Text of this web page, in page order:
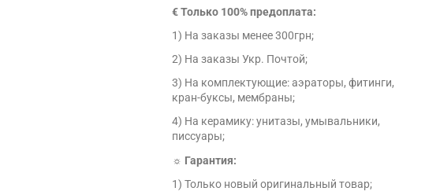
€ Только 100% предоплата:
1) На заказы менее 300грн;
2) На заказы Укр. Почтой;
3) На комплектующие: аэраторы, фитинги,
кран-буксы, мембраны;
4) На керамику: унитазы, умывальники,
писсуары;
☼ Гарантия:
1) Только новый оригинальный товар;